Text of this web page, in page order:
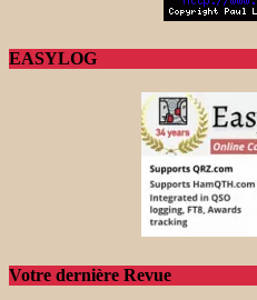
EASYLOG
Votre dernière Revue